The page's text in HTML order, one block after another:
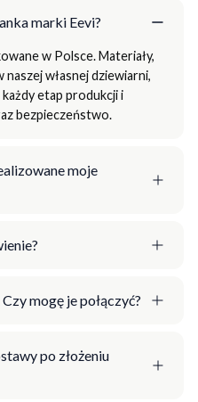
marki Eevi?
w Polsce. Materiały,
własnej dziewiarni,
etap produkcji i
bezpieczeństwo.
moje
mogę je połączyć?
po złożeniu